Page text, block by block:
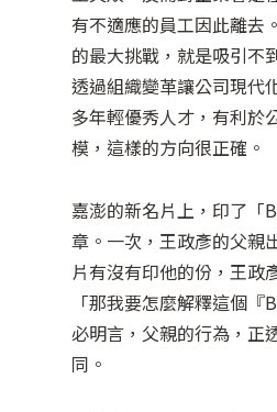
有不適應的員工因此離去
的最大挑戰，就是吸引不
透過組織變革讓公司現代
多年輕優秀人才，有利於
模，這樣的方向很正確。
嘉澎的新名片上，印了「
章。一次，王政彥的父親
片有沒有印他的份，王政
「那我要怎麼解釋這個
必明言，父親的行為，正
同。